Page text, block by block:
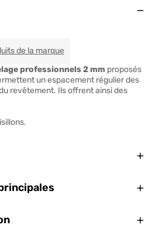
de la marqueTILESOLUTIONS
professionnels 2 mm proposés
un espacement régulier des
revêtement. Ils offrent ainsi des